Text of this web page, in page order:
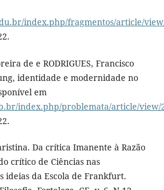
index.php/fragmentos/article/
de e RODRIGUES, Francisco
identidade e modernidade no
em
index.php/problemata/article/view/
Da crítica Imanente à Razão
crítico de Ciências nas
ideias da Escola de Frankfurt.